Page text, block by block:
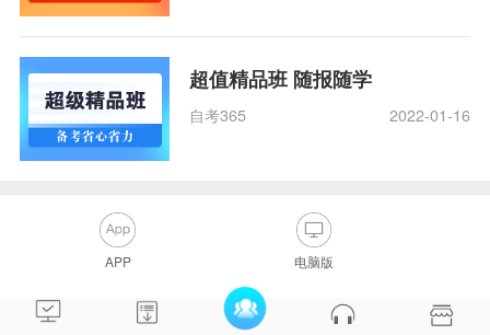
超值精品班 随报随学
自考365 2022-01-16
APP 电脑版